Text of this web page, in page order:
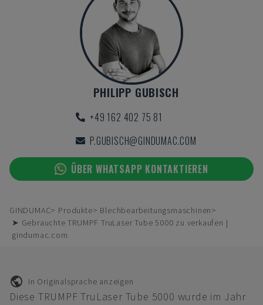
PHILIPP GUBISCH
+49 162 402 75 81
P.GUBISCH@GINDUMAC.COM
ÜBER WHATSAPP KONTAKTIEREN
GINDUMAC Produkte
Blechbearbeitungsmaschinen
➤ Gebrauchte TRUMPF TruLaser Tube 5000 zu verkaufen |
gindumac.com
In Originalsprache anzeigen
Diese TRUMPF TruLaser Tube 5000 wurde im Jahr